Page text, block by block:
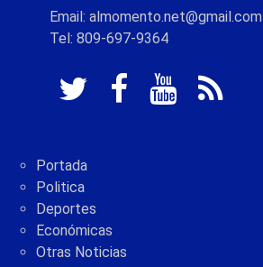
Email: almomento.net@gmail.com
Tel: 809-697-9364
Portada
Politica
Deportes
Económicas
Otras Noticias